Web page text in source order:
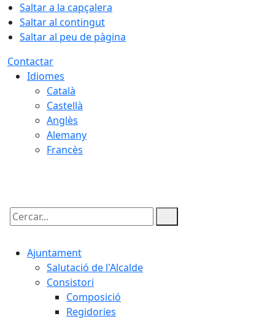
Saltar a la capçalera
Saltar al contingut
Saltar al peu de pàgina
Contactar
Idiomes
Català
Castellà
Anglès
Alemany
Francès
Cercar:
Ajuntament
Salutació de l'Alcalde
Consistori
Composició
Regidories